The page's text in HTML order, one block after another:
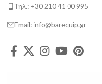
Τηλ.: +30 210 41 00 995
Email: info@barequip.gr